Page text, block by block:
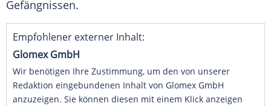
Gefängnissen.
Empfohlener externer Inhalt:
Glomex GmbH
Wir benötigen Ihre Zustimmung, um den von unserer
Redaktion eingebundenen Inhalt von Glomex GmbH
anzuzeigen. Sie können diesen mit einem Klick anzeigen